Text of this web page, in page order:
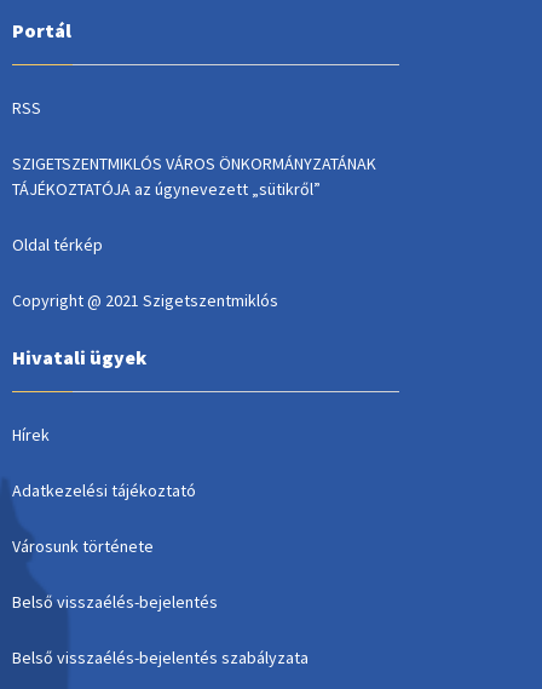
Portál
RSS
SZIGETSZENTMIKLÓS VÁROS ÖNKORMÁNYZATÁNAK
TÁJÉKOZTATÓJA az úgynevezett „sütikről”
Oldal térkép
Copyright @ 2021 Szigetszentmiklós
Hivatali ügyek
Hírek
Adatkezelési tájékoztató
Városunk története
Belső visszaélés-bejelentés
Belső visszaélés-bejelentés szabályzata